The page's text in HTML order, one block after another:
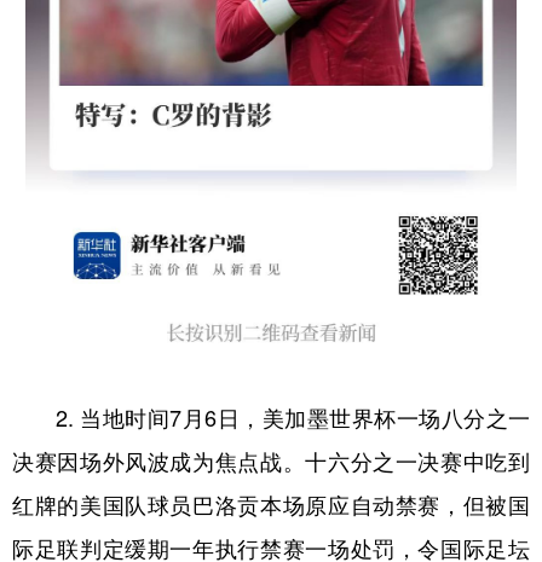
2. 当地时间7月6日，美加墨世界杯一场八分之一
决赛因场外风波成为焦点战。十六分之一决赛中吃到
红牌的美国队球员巴洛贡本场原应自动禁赛，但被国
际足联判定缓期一年执行禁赛一场处罚，令国际足坛